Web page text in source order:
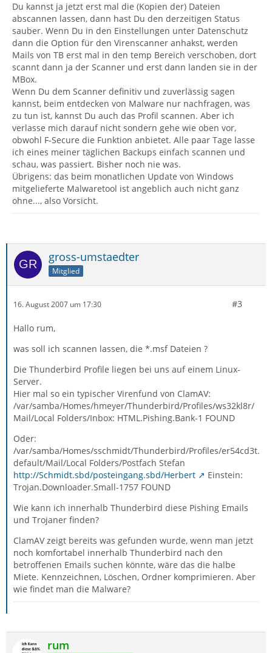
Du kannst ja jetzt erst mal die (Kopien der) Dateien
abscannen lassen, dann hast Du den derzeitigen Status
sauber. Wenn Du in den Einstellungen unter Datenschutz
dann die Option für den Virenscanner anhakst, werden
Mails von TB erst mal in den temp Bereich verschoben, dort
scannt dann ja der Scanner und erst dann landen sie in der
MBox.
Wenn Du dem Scanner definitiv und zuverlässig sagen
kannst, beim entdecken von Malware nur nachfragen, was
zu tun ist, kannst Du auch das Profil scannen. Aber ich
verlasse mich darauf nicht sondern gehe wie oben vor,
obwohl F-Secure die Funktion anbietet. Alle paar Tage lasse
ich eines meiner täglichen Backups einfach scannen und
schau, was passiert. Bisher noch nie was.
Übrigens: das beim monatlichen Update von Windows
mitgelieferte Malwaretool ist angeblich auch nicht ganz
ohne..., also Vorsicht.
gross-umstaedter
Mitglied
16. August 2007 um 17:30 #3
Hallo rum,
was soll ich scannen lassen, die *.msf Dateien ?
Die Thunderbird Profile liegen bei uns auf einem Linux-
Server.
Hier mal so ein typischer Virenfund von ClamAV:
/var/samba/Homes/hmeyer/Thunderbird/Profiles/ws32kl8r/
Mail/Local Folders/Inbox: HTML.Pishing.Bank-1 FOUND
Oder:
/var/samba/Homes/sschmidt/Thunderbird/Profiles/er54cd3t.
default/Mail/Local Folders/Postfach Stefan
http://Schmidt.sbd/posteingang.sbd/Herbert
Einstein:
Trojan.Downloader.Small-1757 FOUND
Wie kann ich innerhalb Thunderbird diese Pishing Emails
und Trojaner finden?
ClamAV zeigt bereits was gefunden wurde, wenn man jetzt
noch komfortabel innerhalb Thunderbird nach den
betroffenen Emails suchen könnte, wäre das die halbe
Miete. Kennzeichnen, Löschen, Ordner komprimieren. Aber
wie findet man die Malware?
rum